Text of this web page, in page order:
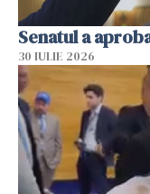
Senatul a
30 IULIE 2026